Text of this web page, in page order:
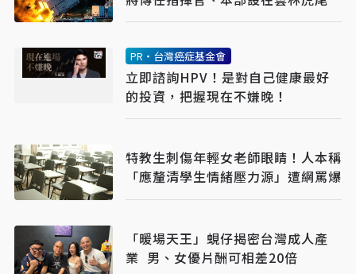
PR・台灣癌症基金會
立即諮詢HPV！是對自己健康最好
的投資，把握現在不嫌晚！
特教生刺傷年輕女老師眼睛！人本稱
「應釐清學生情緒壓力源」遭網罵爆
「暖場天王」蜆仔揭密台灣成人產
業 男、女優片酬可相差20倍